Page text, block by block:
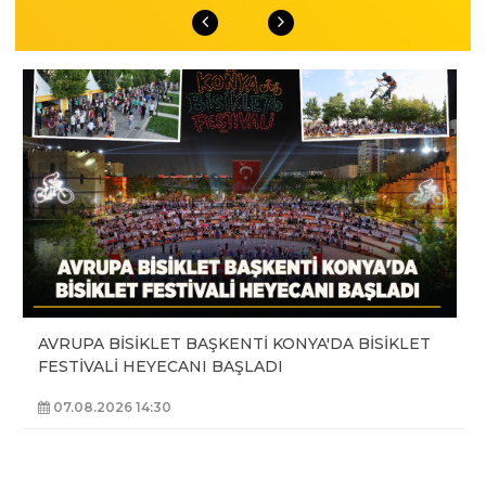
AVRUPA BİSİKLET BAŞKENTİ KONYA'DA BİSİKLET
FESTİVALİ HEYECANI BAŞLADI
07.08.2026 14:30